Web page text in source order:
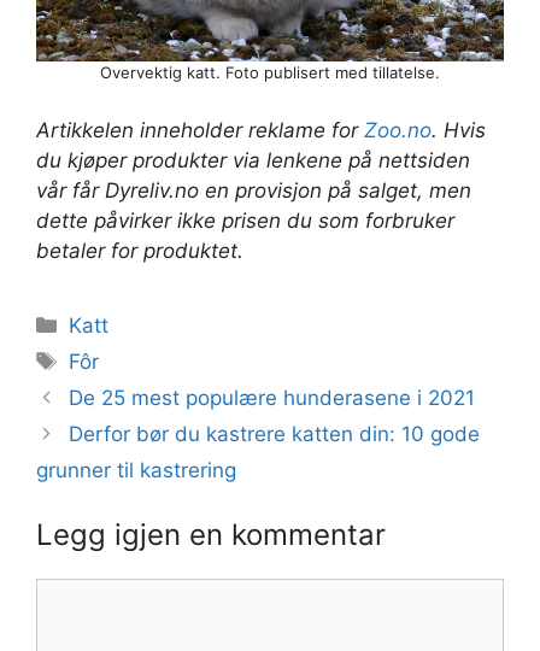
Overvektig katt. Foto publisert med tillatelse.
Artikkelen inneholder reklame for Zoo.no. Hvis
du kjøper produkter via lenkene på nettsiden
vår får Dyreliv.no en provisjon på salget, men
dette påvirker ikke prisen du som forbruker
betaler for produktet.
Kategorier
Katt
Stikkord
Fôr
De 25 mest populære hunderasene i 2021
Derfor bør du kastrere katten din: 10 gode
grunner til kastrering
Legg igjen en kommentar